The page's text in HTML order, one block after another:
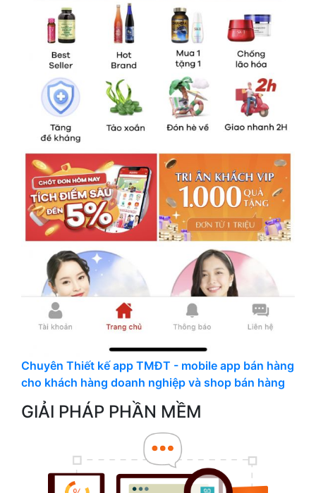
Chuyên Thiết kế app TMĐT - mobile app bán hàng
cho khách hàng doanh nghiệp và shop bán hàng
GIẢI PHÁP PHẦN MỀM